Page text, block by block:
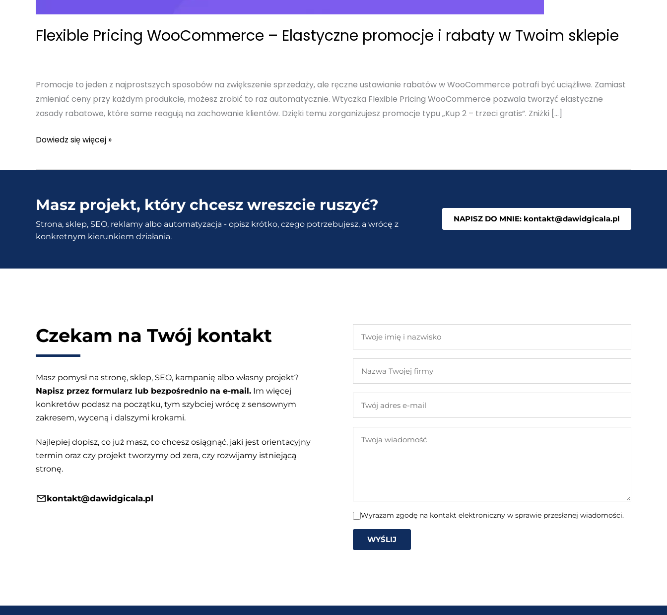
Flexible Pricing WooCommerce – Elastyczne promocje i rabaty w Twoim sklepie
Promocje to jeden z najprostszych sposobów na zwiększenie sprzedaży, ale ręczne ustawianie rabatów w WooCommerce potrafi być uciążliwe. Zamiast
zmieniać ceny przy każdym produkcie, możesz zrobić to raz automatycznie. Wtyczka Flexible Pricing WooCommerce pozwala tworzyć elastyczne
zasady rabatowe, które same reagują na zachowanie klientów. Dzięki temu zorganizujesz promocje typu „Kup 2 – trzeci gratis”. Zniżki […]
Flexible
WooCommerce
Elastyczne
promocje
i
rabaty
Twoim
Dowiedz się więcej »
Masz projekt, który chcesz wreszcie ruszyć?
Strona, sklep, SEO, reklamy albo automatyzacja - opisz krótko, czego potrzebujesz, a wrócę z
konkretnym kierunkiem działania.
NAPISZ DO MNIE: kontakt@dawidgicala.pl
Czekam na Twój kontakt
Masz pomysł na stronę, sklep, SEO, kampanię albo własny projekt?
Napisz przez formularz lub bezpośrednio na e-mail. Im więcej
konkretów podasz na początku, tym szybciej wrócę z sensownym
zakresem, wyceną i dalszymi krokami.
Najlepiej dopisz, co już masz, co chcesz osiągnąć, jaki jest orientacyjny
termin oraz czy projekt tworzymy od zera, czy rozwijamy istniejącą
stronę.
kontakt@dawidgicala.pl
imię
nazwisko
Twojej
adres
mail
wiadomość
Wyrażam zgodę na kontakt elektroniczny w sprawie przesłanej wiadomości.
WYŚLIJ